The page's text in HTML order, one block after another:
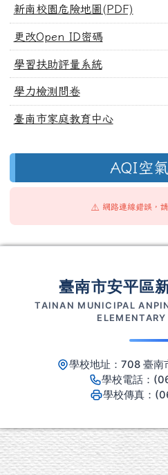
新南校園危險地圖(PDF)
更改Open ID密碼
學習扶助評量系統
學力檢測問卷
臺南市家庭教育中心
AQI空
⚠️ 網路連線錯誤，
臺南市安平區
TAINAN MUNICIPAL
學校地址：708 臺南
學校電話：
學校傳真：